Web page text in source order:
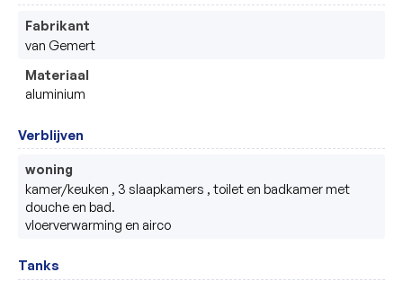
Fabrikant
van Gemert
Materiaal
aluminium
Verblijven
woning
kamer/keuken , 3 slaapkamers , toilet en badkamer met
douche en bad.
vloerverwarming en airco
Tanks